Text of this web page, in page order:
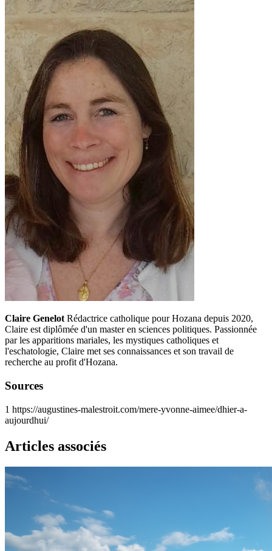
Claire Genelot Rédactrice catholique pour Hozana depuis 2020,
Claire est diplômée d'un master en sciences politiques. Passionnée
par les apparitions mariales, les mystiques catholiques et
l'eschatologie, Claire met ses connaissances et son travail de
recherche au profit d'Hozana.
Sources
1 https://augustines-malestroit.com/mere-yvonne-aimee/dhier-a-
aujourdhui/
Articles associés